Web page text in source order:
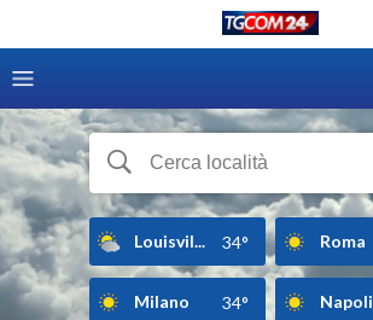
Louisvil... 34° Roma
Milano 34° Napoli